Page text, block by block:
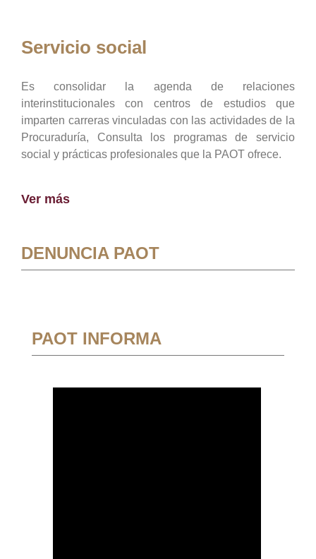
Servicio social
Es consolidar la agenda de relaciones
interinstitucionales con centros de estudios que
imparten carreras vinculadas con las actividades de la
Procuraduría, Consulta los programas de servicio
social y prácticas profesionales que la PAOT ofrece.
Ver más
DENUNCIA PAOT
PAOT INFORMA